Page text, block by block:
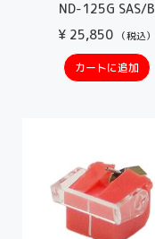
ND-125G SAS/B
¥25,850 （税込）
カートに追加